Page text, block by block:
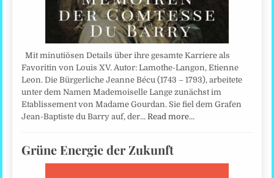
Mit minutiösen Details über ihre gesamte Karriere als
Favoritin von Louis XV. Autor: Lamothe-Langon, Etienne
Leon. Die Bürgerliche Jeanne Bécu (1743 – 1793), arbeitete
unter dem Namen Mademoiselle Lange zunächst im
Etablissement von Madame Gourdan. Sie fiel dem Grafen
Jean-Baptiste du Barry auf, der…Read more…
Grüne Energie der Zukunft